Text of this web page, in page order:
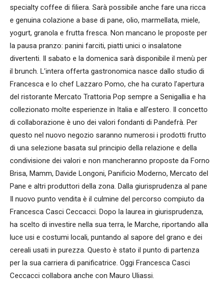
specialty coffee di filiera. Sarà possibile anche fare una ricca
e genuina colazione a base di pane, olio, marmellata, miele,
yogurt, granola e frutta fresca. Non mancano le proposte per
la pausa pranzo: panini farciti, piatti unici o insalatone
divertenti. Il sabato e la domenica sarà disponibile il menù per
il brunch. L’intera offerta gastronomica nasce dallo studio di
Francesca e lo chef Lazzaro Pomo, che ha curato l’apertura
del ristorante Mercato Trattoria Pop sempre a Senigallia e ha
collezionato molte esperienze in Italia e all’estero. Il concetto
di collaborazione è uno dei valori fondanti di Pandefrà. Per
questo nel nuovo negozio saranno numerosi i prodotti frutto
di una selezione basata sul principio della relazione e della
condivisione dei valori e non mancheranno proposte da Forno
Brisa, Mamm, Davide Longoni, Panificio Moderno, Mercato del
Pane e altri produttori della zona. Dalla giurisprudenza al pane
Il nuovo punto vendita è il culmine del percorso compiuto da
Francesca Casci Ceccacci. Dopo la laurea in giurisprudenza,
ha scelto di investire nella sua terra, le Marche, riportando alla
luce usi e costumi locali, puntando al sapore del grano e dei
cereali usati in purezza. Questo è stato il punto di partenza
per la sua carriera di panificatrice. Oggi Francesca Casci
Ceccacci collabora anche con Mauro Uliassi.